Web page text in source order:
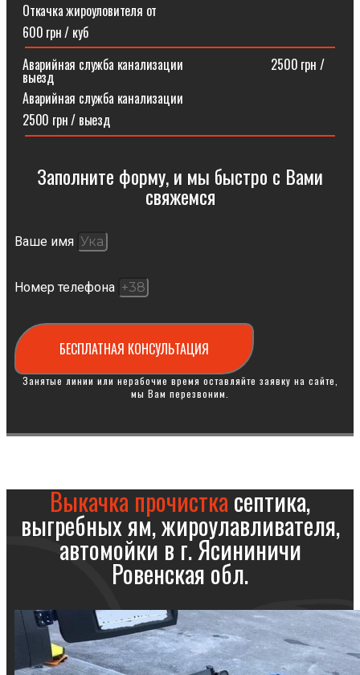
Откачка жироуловителя от
600 грн / куб
Аварийная служба канализации ⠀⠀⠀⠀⠀⠀⠀⠀⠀2500 грн /
выезд
Аварийная служба канализации
2500 грн / выезд
Заполните форму, и мы быстро с Вами
свяжемся​
Ваше имя
Номер телефона
БЕСПЛАТНАЯ КОНСУЛЬТАЦИЯ
Занятые линии или нерабочие время оставляйте заявку на сайте,
мы Вам перезвоним.
Выкачка прочисткасептика,
выгребных ям, жироулавливателя,
автомойки в г. Ясининичи
Ровенская обл.